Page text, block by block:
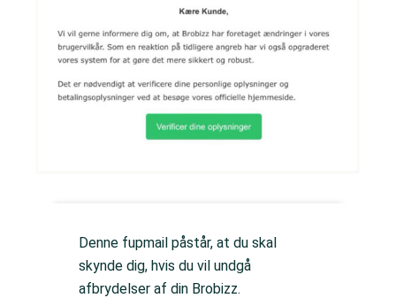
Denne fupmail påstår, at du skal
skynde dig, hvis du vil undgå
afbrydelser af din Brobizz.